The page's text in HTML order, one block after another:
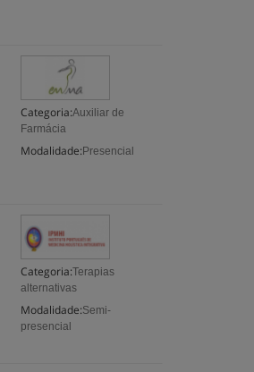
Categoria:Auxiliar de
Farmácia
Modalidade: Presencial
Categoria:Terapias
alternativas
Modalidade:Semi-
presencial